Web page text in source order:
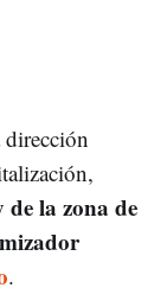
dirección
de la zona de
.